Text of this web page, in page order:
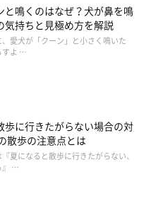
、まずは…
と鳴くのはなぜ？犬が鼻を鳴
気持ちと見極め方を解説
愛犬が「クーン」と小さく鳴いた
すよ …
歩に行きたがらない場合の対
散歩の注意点とは
夏になると散歩に行きたがらない、
』 …